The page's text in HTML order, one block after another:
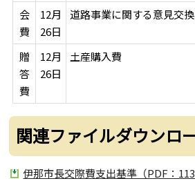
会
費
12月
26日
道路事業に関する意見交
贈
答
費
12月
26日
土産購入費
関連ファイルダウンロ
伊那市長交際費支出基準（PDF：